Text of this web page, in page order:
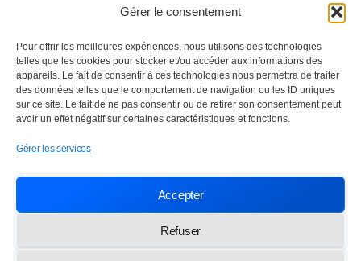
Gérer le consentement
Pour offrir les meilleures expériences, nous utilisons des technologies
telles que les cookies pour stocker et/ou accéder aux informations des
appareils. Le fait de consentir à ces technologies nous permettra de traiter
des données telles que le comportement de navigation ou les ID uniques
sur ce site. Le fait de ne pas consentir ou de retirer son consentement peut
avoir un effet négatif sur certaines caractéristiques et fonctions.
Gérer les services
Accepter
Refuser
SOC TRAVAUX ENTRETIEN NETTOYAGE
info@lasten.fr 01 64 36 48 20